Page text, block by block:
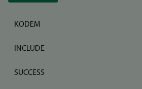
KODEM
INCLUDE
SUCCESS